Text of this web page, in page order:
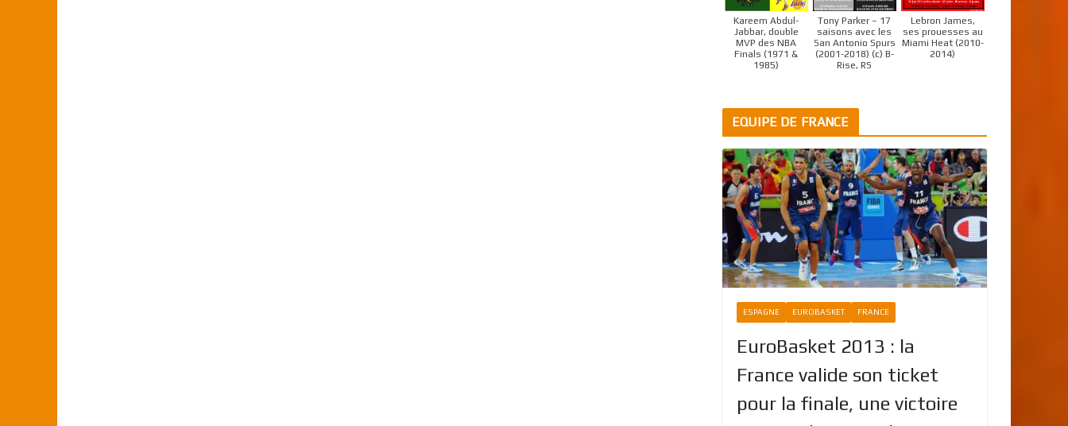
Kareem Abdul-
Jabbar, double
MVP des NBA
Finals (1971 &
1985)
Tony Parker – 17
saisons avec les
San Antonio Spurs
(2001-2018) (c) B-
Rise, RS
Lebron James,
ses prouesses au
Miami Heat (2010-
2014)
EQUIPE DE FRANCE
ESPAGNE EUROBASKET FRANCE
EuroBasket 2013 : la
France valide son ticket
pour la finale, une victoire